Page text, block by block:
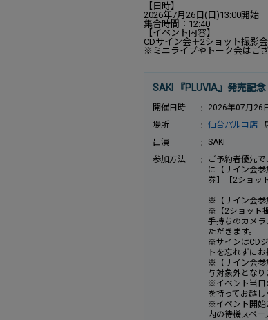
【日時】
2026年7月26日(日)13:00開始
集合時間：12:40
【イベント内容】
CDサイン会＋2ショット撮影会
※ミニライブやトーク会はござ
SAKI 『PLUVIA』発売記
開催日時
2026年07月26
場所
仙台パルコ店
出演
SAKI
参加方法
ご予約者優先
に【サイン会
券】【2ショッ
※【サイン会参
※【2ショット
手持ちのカメラ
ただきます。
※サインはCD
トを忘れずにお
※【サイン会参
与対象外となり
※イベント当日
を持ってお越し
※イベント開始
内の待機スペ